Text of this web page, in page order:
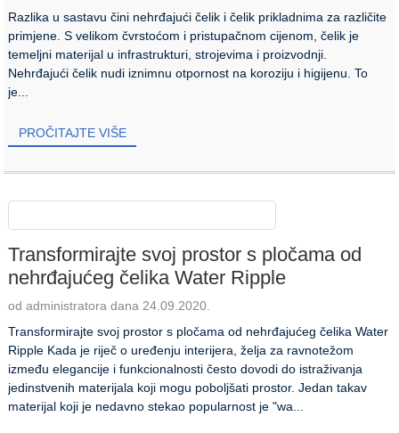
Razlika u sastavu čini nehrđajući čelik i čelik prikladnima za različite
primjene. S velikom čvrstoćom i pristupačnom cijenom, čelik je
temeljni materijal u infrastrukturi, strojevima i proizvodnji.
Nehrđajući čelik nudi iznimnu otpornost na koroziju i higijenu. To
je...
PROČITAJTE VIŠE
Transformirajte svoj prostor s pločama od
nehrđajućeg čelika Water Ripple
od administratora dana 24.09.2020.
Transformirajte svoj prostor s pločama od nehrđajućeg čelika Water
Ripple Kada je riječ o uređenju interijera, želja za ravnotežom
između elegancije i funkcionalnosti često dovodi do istraživanja
jedinstvenih materijala koji mogu poboljšati prostor. Jedan takav
materijal koji je nedavno stekao popularnost je "wa...